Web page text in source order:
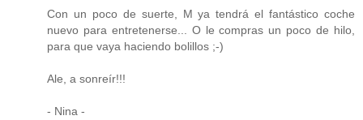
Con un poco de suerte, M ya tendrá el fantástico coche
nuevo para entretenerse... O le compras un poco de hilo,
para que vaya haciendo bolillos ;-)
Ale, a sonreír!!!
- Nina -